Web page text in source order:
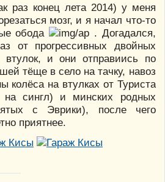
раз конец лета 2014) у меня
мозг, и я начал что-то
обода
. Догадался,
от прогрессивных двойных
втулок, и они отправиись по
тёще в село на тачку, навоз
колёса на втулках от Туриста
на сингл) и минских родных
с Эврики), после чего
приятнее.